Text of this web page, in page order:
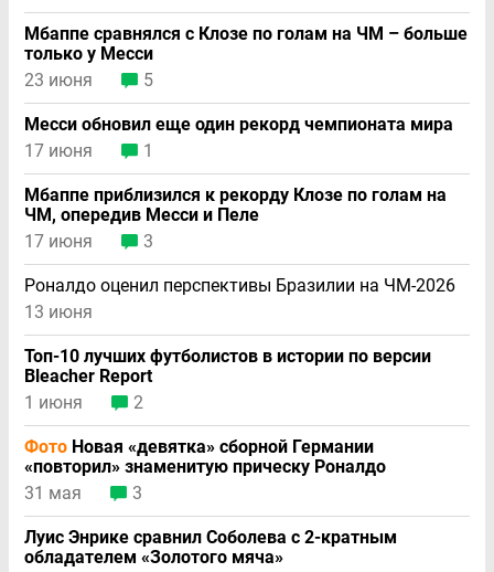
Мбаппе сравнялся с Клозе по голам на ЧМ – больше
только у Месси
23 июня
5
Месси обновил еще один рекорд чемпионата мира
17 июня
1
Мбаппе приблизился к рекорду Клозе по голам на
ЧМ, опередив Месси и Пеле
17 июня
3
Роналдо оценил перспективы Бразилии на ЧМ-2026
13 июня
Топ-10 лучших футболистов в истории по версии
Bleacher Report
1 июня
2
Фото Новая «девятка» сборной Германии
«повторил» знаменитую прическу Роналдо
31 мая
3
Луис Энрике сравнил Соболева с 2-кратным
обладателем «Золотого мяча»